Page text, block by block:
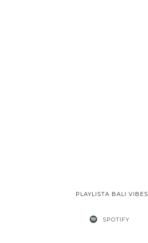
PLAYLISTA BALI VIBES
SPOTIFY